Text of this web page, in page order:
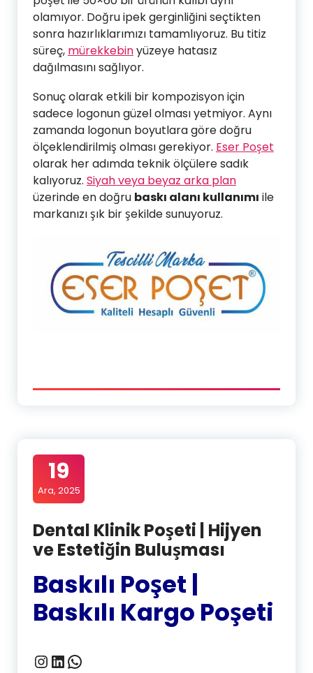
olamıyor. Doğru ipek gerginliğini seçtikten
sonra hazırlıklarımızı tamamlıyoruz. Bu titiz
süreç, mürekkebinyüzeye hatasız
dağılmasını sağlıyor.
Sonuç olarak etkili bir kompozisyon için
sadece logonun güzel olması yetmiyor. Aynı
zamanda logonun boyutlara göre doğru
ölçeklendirilmiş olması gerekiyor. Eser Poşet
olarak her adımda teknik ölçülere sadık
kalıyoruz. Siyah veya beyaz arka plan
üzerinde en doğru baskı alanı kullanımı ile
markanızı şık bir şekilde sunuyoruz.
19
Ara, 2025
Dental Klinik Poşeti | Hijyen
ve Estetiğin Buluşması
Baskılı Poşet |
Baskılı Kargo Poşeti
Instagram
LinkedIn
WhatsApp